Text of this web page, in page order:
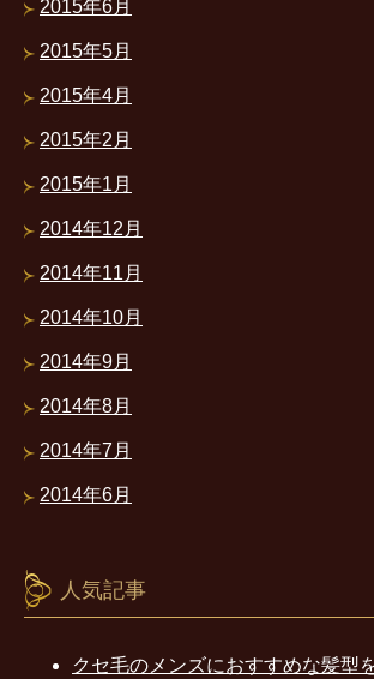
2015年6月
2015年5月
2015年4月
2015年2月
2015年1月
2014年12月
2014年11月
2014年10月
2014年9月
2014年8月
2014年7月
2014年6月
人気記事
クセ毛のメンズにおすすめな髪型